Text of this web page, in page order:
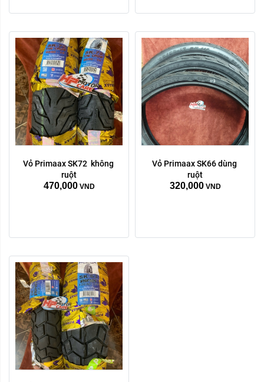
140/70/14
Xóa
Vỏ Primaax SK72  không
ruột
470,000 VND
Vỏ Primaax SK66 dùng
ruột
320,000 VND
Kích thước: